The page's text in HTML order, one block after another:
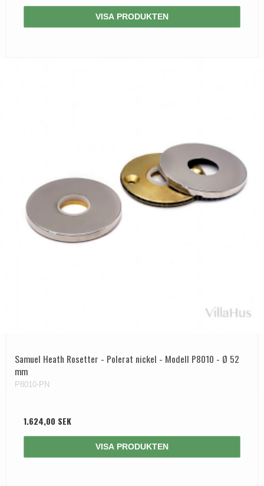
VISA PRODUKTEN
Samuel Heath Rosetter - Polerat nickel - Modell P8010 - Ø 52
mm
P8010-PN
1.624,00 SEK
VISA PRODUKTEN